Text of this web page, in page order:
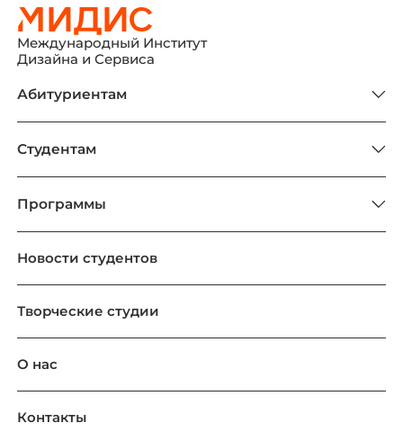
Международный Институт
Дизайна и Сервиса
Новости студентов
Творческие студии
О нас
Контакты
Программы
Абитуриентам
Студентам